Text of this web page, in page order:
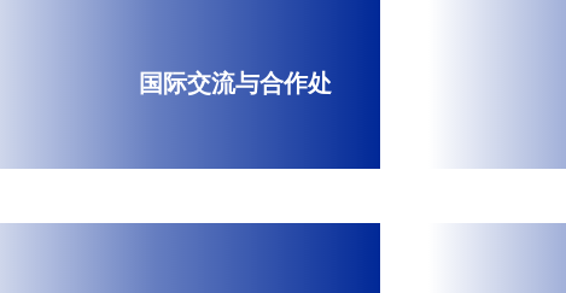
国际交流与合作处